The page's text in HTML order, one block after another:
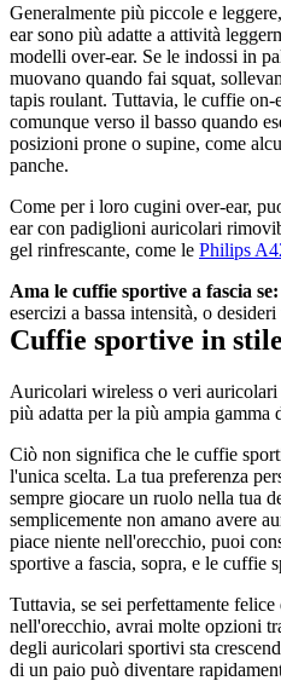
Generalmente più piccole e
ear sono più adatte a attività
modelli over-ear. Se le indossi in
muovano quando fai squat,
tapis roulant. Tuttavia, le cuffie on-
comunque verso il basso quando
posizioni prone o supine, come
panche.
Come per i loro cugini over-ear,
ear con padiglioni auricolari
gel rinfrescante, come le Philips
Ama le cuffie sportive a fascia se:
esercizi a bassa intensità, o
Cuffie sportive in
Auricolari wireless o veri
più adatta per la più ampia gamma
Ciò non significa che le cuffie
l'unica scelta. La tua preferenza
sempre giocare un ruolo nella tua
semplicemente non amano avere
piace niente nell'orecchio, puoi
sportive a fascia, sopra, e le cuffie
Tuttavia, se sei perfettamente
nell'orecchio, avrai molte opzioni
degli auricolari sportivi sta
di un paio può diventare